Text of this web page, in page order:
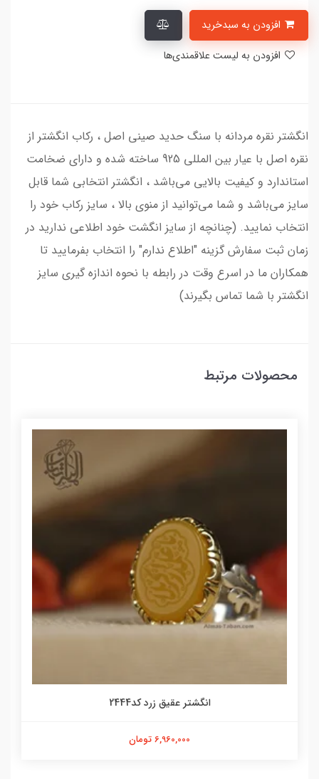
انگشتر نقره مردانه با سنگ حدید صینی اصل ، رکاب انگشتر از
نقره اصل با عیار بین المللی 925 ساخته شده و دارای ضخامت
استاندارد و کیفیت بالایی می‌باشد ، انگشتر انتخابی شما قابل
سایز می‌باشد و شما می‌توانید از منوی بالا ، سایز رکاب خود را
انتخاب نمایید. (چنانچه از سایز انگشت خود اطلاعی ندارید در
زمان ثبت سفارش گزینه "اطلاع ندارم" را انتخاب بفرمایید تا
همکاران ما در اسرع وقت در رابطه با نحوه اندازه گیری سایز
انگشتر با شما تماس بگیرند)
محصولات مرتبط
انگشتر عقیق زرد کد2444
6,960,000 تومان